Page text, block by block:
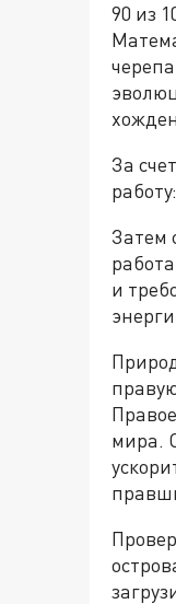
90 из
За
Затем
и
мира.